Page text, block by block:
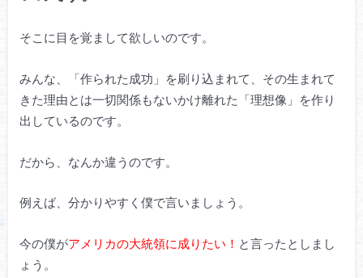
そこに目を覚まして欲しいのです。
みんな、「作られた成功」を刷り込まれて、その生まれて
きた理由とは一切関係もないかけ離れた「理想像」を作り
出しているのです。
だから、なんか違うのです。
例えば、分かりやすく僕で言いましょう。
今の僕がアメリカの大統領に成りたい！ と言ったとしまし
ょう。